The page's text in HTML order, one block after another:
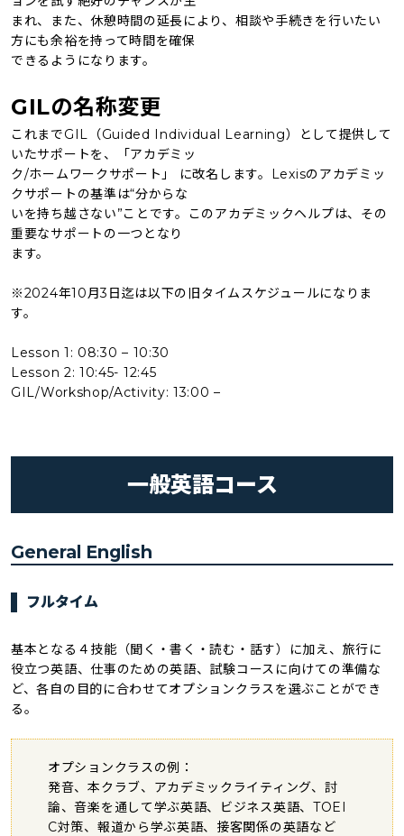
まれ、また、休憩時間の延⻑により、相談や⼿続きを⾏いたい
⽅にも余裕を持って時間を確保
できるようになります。
GILの名称変更
これまでGIL（Guided Individual Learning）として提供して
いたサポートを、「アカデミッ
ク/ホームワークサポート」 に改名します。Lexisのアカデミッ
クサポートの基準は“分からな
いを持ち越さない”ことです。このアカデミックヘルプは、その
重要なサポートの⼀つとなり
ます。
※2024年10月3日迄は以下の旧タイムスケジュールになりま
す。
Lesson 1: 08:30 – 10:30
Lesson 2: 10:45- 12:45
GIL/Workshop/Activity: 13:00 –
一般英語コース
General English
フルタイム
基本となる４技能（聞く・書く・読む・話す）に加え、旅行に
役立つ英語、仕事のための英語、試験コースに向けての準備な
ど、各自の目的に合わせてオプションクラスを選ぶことができ
る。
オプションクラスの例：
発音、本クラブ、アカデミックライティング、討
論、音楽を通して学ぶ英語、ビジネス英語、TOEI
C対策、報道から学ぶ英語、接客関係の英語など